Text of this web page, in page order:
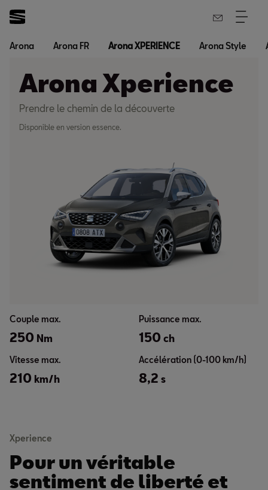
Arona Arona FR Arona XPERIENCE Arona Style
Arona Xperience
Prendre le chemin de la découverte
Disponible en version essence.
Couple max.
250 Nm
Puissance max.
150 ch
Vitesse max.
210 km/h
Accélération (0-100 km/h)
8,2 s
Xperience
Pour un véritable
sentiment de liberté et